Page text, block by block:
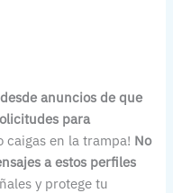
desde anuncios de que
para
caigas en la trampa! No
a estos perfiles
y protege tu